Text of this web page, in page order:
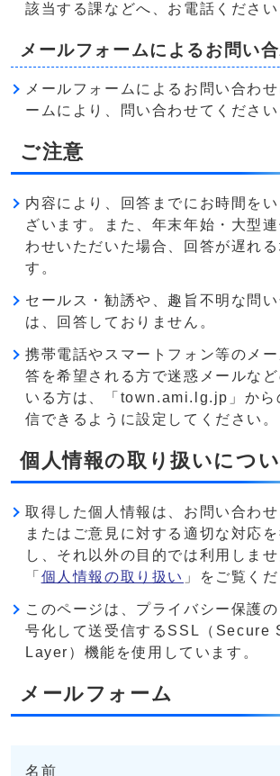
該当する課などへ、お電話ください
メールフォームによるお問い
メールフォームによるお問い合わ
ームにより、問い合わせてください
ご注意
内容により、回答までにお時間を
ざいます。また、年末年始・大型
わせいただいた場合、回答が遅れ
す。
セールス・勧誘や、趣旨不明な問
は、回答しておりません。
携帯電話やスマートフォン等のメ
答を希望される方で迷惑メールな
いる方は、「town.ami.lg.jp」から
信できるように設定してください。
個人情報の取り扱いにつ
取得した個人情報は、お問い合わせ
またはご意見に対する適切な対応
し、それ以外の目的では利用しま
「 個人情報の取り扱い 」をご覧くだ
このページは、プライバシー保護
号化して送受信するSSL（Secure
Layer）機能を使用しています。
メールフォーム
名前